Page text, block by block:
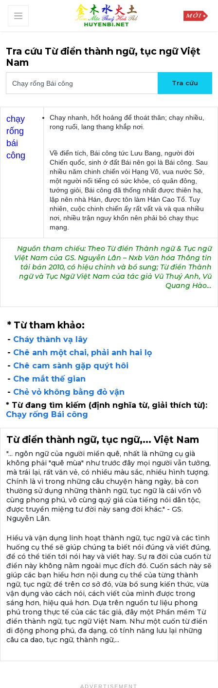
Tra cứu Từ điển thành ngữ, tục ngữ Việt
Nam
chạy
rống
bái
công
Chạy nhanh, hốt hoảng để thoát thân; chạy nhiều,
rong ruổi, lang thang khắp nơi.
Về điển tích, Bái công tức Lưu Bang, người đời
Chiến quốc, sinh ở đất Bái nên gọi là Bái công. Sau
nhiều năm chinh chiến vói Hạng Võ, vua nước Sở,
một người nổi tiếng có sức khỏe, có quân đông,
tướng giỏi, Bái công đã thống nhất được thiên hạ,
lập nên nhà Hán, được tôn làm Hán Cao Tổ. Tuy
nhiên, cuộc chinh chiến ấy rất vất và và qua nhiều
nơi, nhiều trận nguy khốn nên phải bỏ chạy thục
mạng.
Nguồn tham chiếu: Theo Từ điển Thành ngữ & Tục ngữ
Việt Nam của GS. Nguyễn Lân – Nxb Văn hóa Thông tin
tái bản 2010, có hiệu chỉnh và bổ sung; Từ điển Thành
ngữ và Tục Ngữ Việt Nam của tác giả Vũ Thuý Anh, Vũ
Quang Hào…
* Từ tham khảo:
- Cháy thành vạ lây
- Chê anh một chai, phải anh hai lọ
- Chê cam sành gặp quýt hôi
- Che mắt thế gian
- Chẻ vỏ không bằng đỏ vận
* Từ đang tìm kiếm (định nghĩa từ, giải thích từ):
Chạy rống Bái công
Từ điển thành ngữ, tục ngữ,... Việt Nam
"... ngôn ngữ của người miền quê, nhất là những cụ già
không phải "quê mùa" như trước đây mọi người vẫn tưởng,
mà trái lại, rất văn vẻ, có nhiều màu sắc, nhiều hình tượng.
Chính là vì trong những câu chuyện hàng ngày, bà con
thường sử dụng những thành ngữ, tục ngữ là cái vốn vô
cùng phong phú, vô cùng quý giá của tiếng nói dân tộc,
được truyền miệng tư đời này sang đời khác." - GS.
Nguyễn Lân.
Hiểu và vận dụng linh hoạt thành ngữ, tục ngữ và các tình
huống cụ thể sẽ giúp chúng ta biết nói đúng và viết đúng,
để có thể tiến tới nói hay và viết hay. Sự ra đời của cuốn từ
điển này không nằm ngoài mục đích đó. Cuốn sách này sẽ
giúp các bạn hiểu hơn nội dung cụ thể của từng thành
ngữ, tục ngữ; để trên cơ sở đó, vừa bổ sung kiến thức, vừa
vận dụng vào cách nói, cách viết của mình được trong
sáng hơn, hiệu quả hơn. Dựa trên nguồn tư liệu phong
phú trong thực tế của các tác giả, đây một Phần mềm Từ
điển thành ngữ, tục ngữ Việt Nam. Như một cuốn từ điển
di động phong phú, đa dạng, có tính năng lưu lại những
câu ca dao, tục ngữ, thành ngữ,...